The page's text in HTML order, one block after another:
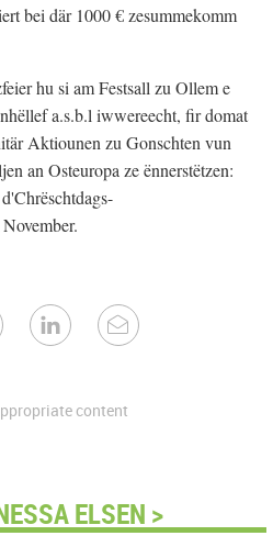
bei där 1000 € zesummekomm
hu si am Festsall zu Ollem e
a.s.b.l iwwereecht, fir domat
Aktiounen zu Gonschten vun
an Osteuropa ze ënnerstëtzen:
content
ELSEN >